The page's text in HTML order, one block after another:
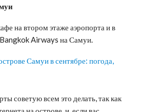
на втором этаже аэропорта и в
Airways на Самуи.
советую всем это делать, так как